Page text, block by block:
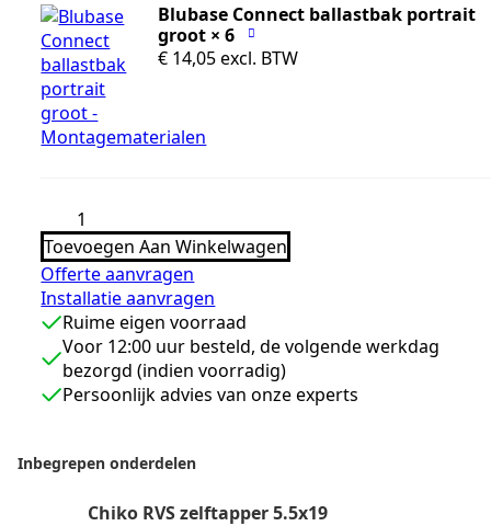
Blubase Connect ballastbak portrait
groot × 6
€14,05 excl. BTW
Chiko
2x2
PT
paneelbreedte
<1200mm
aantal
Toevoegen Aan Winkelwagen
Offerte aanvragen
Installatie aanvragen
Ruime eigen voorraad
Voor 12:00 uur besteld, de volgende werkdag
bezorgd (indien voorradig)
Persoonlijk advies van onze experts
Inbegrepen onderdelen
Chiko RVS zelftapper 5.5x19